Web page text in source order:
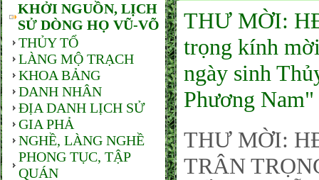
KHỞI NGUỒN, LỊCH
SỬ DÒNG HỌ VŨ-VÕ
THỦY TỔ
LÀNG MỘ TRẠCH
KHOA BẢNG
DANH NHÂN
ĐỊA DANH LỊCH SỬ
GIA PHẢ
NGHỀ, LÀNG NGHỀ
PHONG TỤC, TẬP
QUÁN
THƯ MỜI:
trọng kính
ngày sinh
Phương Nam"
THƯ MỜI:
TRÂN